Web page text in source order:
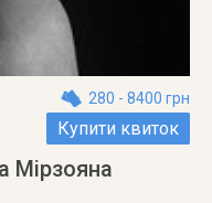
280 - 8400 грн
Купити квиток
Мірзояна